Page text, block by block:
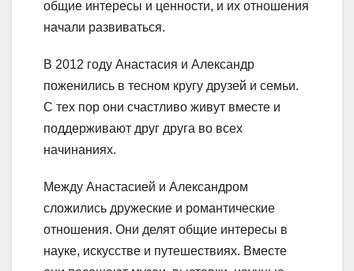
общие интересы и ценности, и их отношения
начали развиваться.
В 2012 году Анастасия и Александр
поженились в тесном кругу друзей и семьи.
С тех пор они счастливо живут вместе и
поддерживают друг друга во всех
начинаниях.
Между Анастасией и Александром
сложились дружеские и романтические
отношения. Они делят общие интересы в
науке, искусстве и путешествиях. Вместе